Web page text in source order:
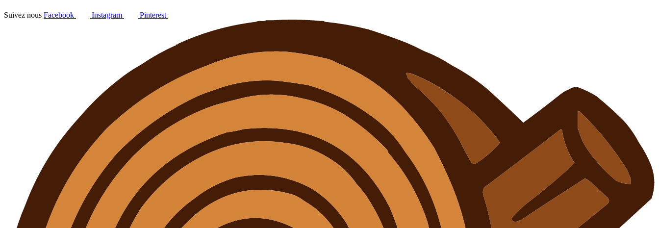
Suivez nous Facebook Instagram Pinterest